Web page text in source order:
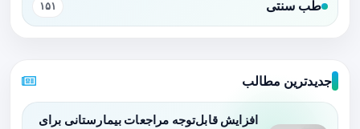
طب سنتی ۱۵۱
جدیدترین مطالب
افزایش قابل‌توجه مراجعات بیمارستانی برای